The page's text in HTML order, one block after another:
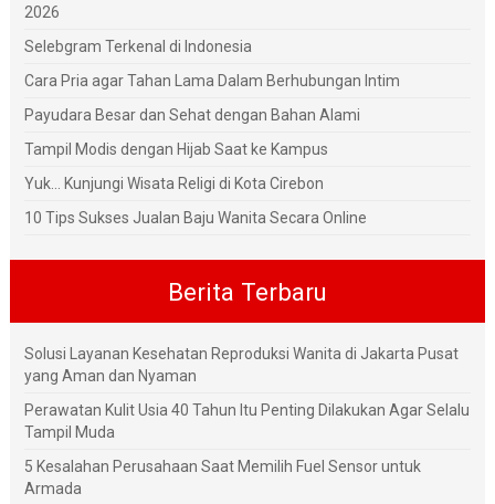
2026
Selebgram Terkenal di Indonesia
Cara Pria agar Tahan Lama Dalam Berhubungan Intim
Payudara Besar dan Sehat dengan Bahan Alami
Tampil Modis dengan Hijab Saat ke Kampus
Yuk... Kunjungi Wisata Religi di Kota Cirebon
10 Tips Sukses Jualan Baju Wanita Secara Online
Berita Terbaru
Solusi Layanan Kesehatan Reproduksi Wanita di Jakarta Pusat
yang Aman dan Nyaman
Perawatan Kulit Usia 40 Tahun Itu Penting Dilakukan Agar Selalu
Tampil Muda
5 Kesalahan Perusahaan Saat Memilih Fuel Sensor untuk
Armada